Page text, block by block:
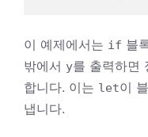
이 예제에서는 if 블
밖에서 y를 출력하면
합니다. 이는 let이
냅니다.